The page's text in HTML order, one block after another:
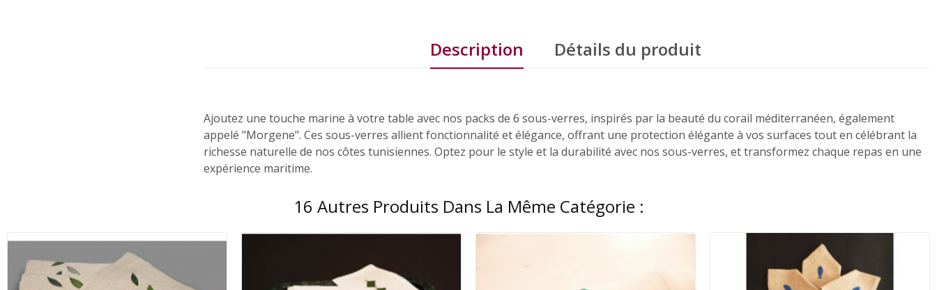
Description Détails du produit
Ajoutez une touche marine à votre table avec nos packs de 6 sous-verres, inspirés par la beauté du corail méditerranéen, également
appelé "Morgene". Ces sous-verres allient fonctionnalité et élégance, offrant une protection élégante à vos surfaces tout en célébrant la
richesse naturelle de nos côtes tunisiennes. Optez pour le style et la durabilité avec nos sous-verres, et transformez chaque repas en une
expérience maritime.
16 Autres Produits Dans La Même Catégorie :